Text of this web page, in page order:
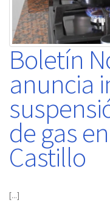
Boletín
anuncia
de gas
Castillo
[...]